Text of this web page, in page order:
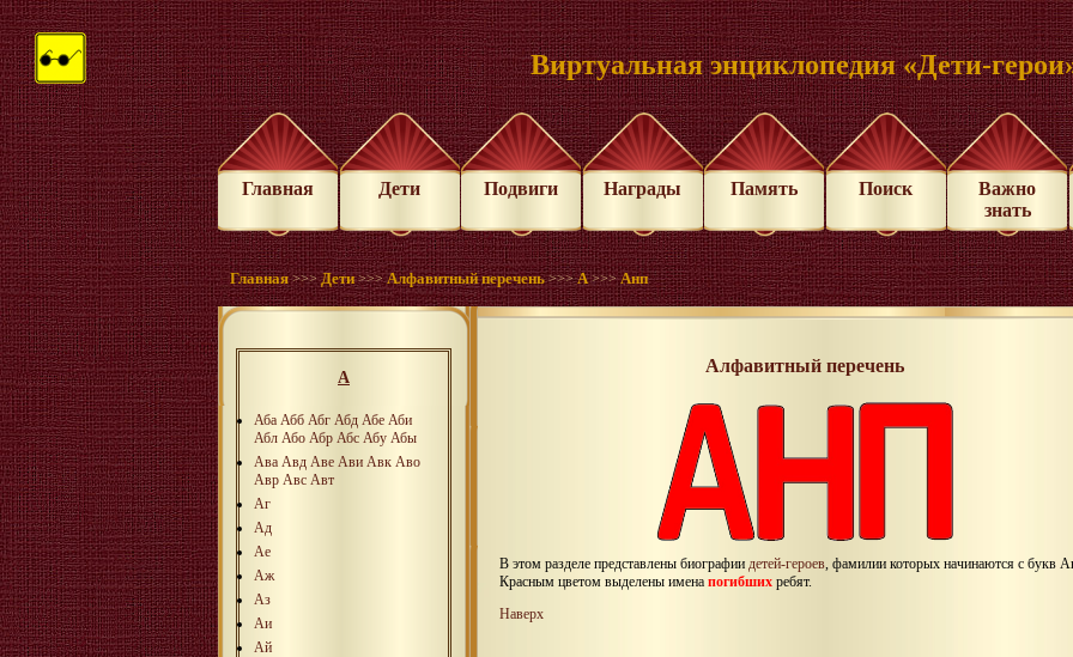
Виртуальная энциклопедия «Дети-
Главная Дети Подвиги Награды Память Поиск
Важно
знать
Главная >>>Дети >>>Алфавитный перечень >>>А >>>Анп
А
Аба Абб Абг Абд Абе Аби
Абл Або Абр Абс Абу Абы
Ава Авд Аве Ави Авк Аво
Авр Авс Авт
Аг
Ад
Ае
Аж
Аз
Аи
Ай
Алфавитный перечень
В этом разделе представлены биографии детей-героев , фамилии которых начинаются с букв
Красным цветом выделены имена погибших ребят.
Наверх